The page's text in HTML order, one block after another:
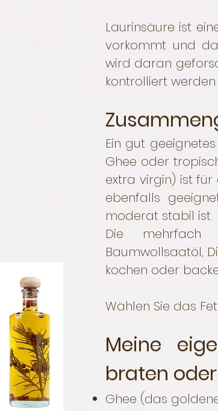
Laurinsäure ist
vorkommt und
wird daran
kontrolliert werden
Ein gut
Ghee oder
extra virgin) ist
ebenfalls
moderat stabil ist.
Die mehrfach
Baumwollsaatöl,
kochen oder
Wählen Sie das
Meine
braten
Ghee (das